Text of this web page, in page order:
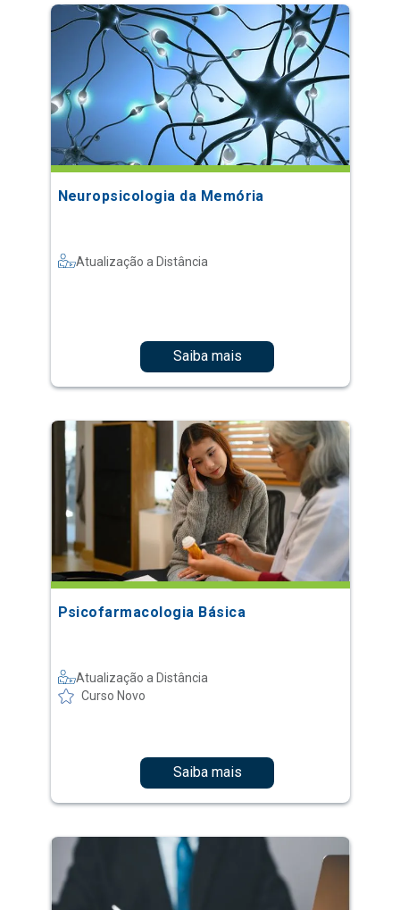
Neuropsicologia da Memória
Atualização a Distância
Saiba mais
Psicofarmacologia Básica
Atualização a Distância
Curso Novo
Saiba mais